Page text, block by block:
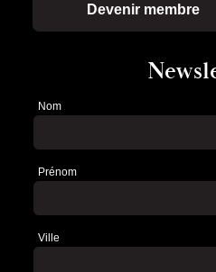
Devenir membre
Newsletter
Nom
Prénom
Ville